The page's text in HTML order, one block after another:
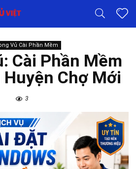
Vủ Cài Phần Mềm
Cài Phần Mềm
Chợ Mới
3